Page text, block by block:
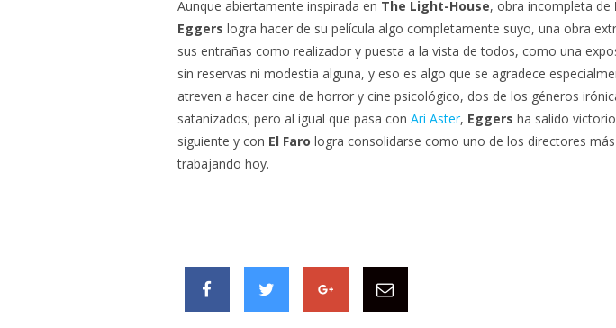
Aunque abiertamente inspirada en The Light-House, obra incompleta de
Eggers logra hacer de su película algo completamente suyo, una obra
sus entrañas como realizador y puesta a la vista de todos, como una
sin reservas ni modestia alguna, y eso es algo que se agradece
atreven a hacer cine de horror y cine psicológico, dos de los géneros
satanizados; pero al igual que pasa con Ari Aster, Eggers ha salido
siguiente y con El Faro logra consolidarse como uno de los directores
trabajando hoy.